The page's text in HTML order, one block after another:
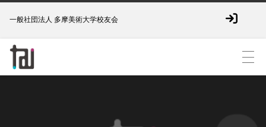
一般社団法人 多摩美術大学校友会